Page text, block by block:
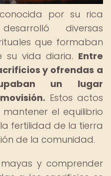
por su rica
diversas
que formaban
su vida diaria. Entre
y ofrendas a
un lugar
Estos actos
el equilibrio
fertilidad de la tierra
de la comunidad.
y comprender